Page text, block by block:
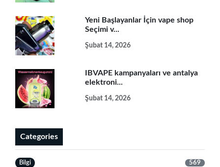
Yeni Başlayanlar İçin vape shop
Seçimi v...
Şubat 14, 2026
IBVAPE kampanyaları ve antalya
elektroni...
Şubat 14, 2026
Categories
Bilgi 569